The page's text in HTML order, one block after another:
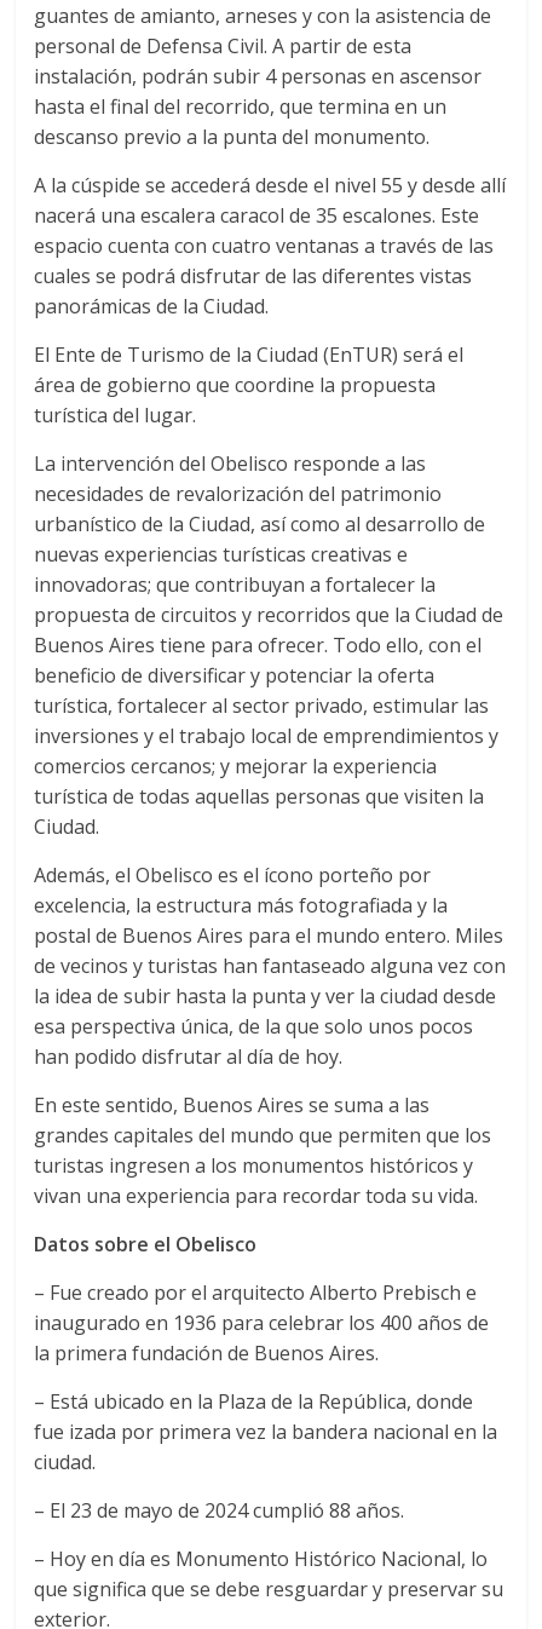
guantes de amianto, arneses y con la asistencia de
personal de Defensa Civil. A partir de esta
instalación, podrán subir 4 personas en ascensor
hasta el final del recorrido, que termina en un
descanso previo a la punta del monumento.
A la cúspide se accederá desde el nivel 55 y desde allí
nacerá una escalera caracol de 35 escalones. Este
espacio cuenta con cuatro ventanas a través de las
cuales se podrá disfrutar de las diferentes vistas
panorámicas de la Ciudad.
El Ente de Turismo de la Ciudad (EnTUR) será el
área de gobierno que coordine la propuesta
turística del lugar.
La intervención del Obelisco responde a las
necesidades de revalorización del patrimonio
urbanístico de la Ciudad, así como al desarrollo de
nuevas experiencias turísticas creativas e
innovadoras; que contribuyan a fortalecer la
propuesta de circuitos y recorridos que la Ciudad de
Buenos Aires tiene para ofrecer. Todo ello, con el
beneficio de diversificar y potenciar la oferta
turística, fortalecer al sector privado, estimular las
inversiones y el trabajo local de emprendimientos y
comercios cercanos; y mejorar la experiencia
turística de todas aquellas personas que visiten la
Ciudad.
Además, el Obelisco es el ícono porteño por
excelencia, la estructura más fotografiada y la
postal de Buenos Aires para el mundo entero. Miles
de vecinos y turistas han fantaseado alguna vez con
la idea de subir hasta la punta y ver la ciudad desde
esa perspectiva única, de la que solo unos pocos
han podido disfrutar al día de hoy.
En este sentido, Buenos Aires se suma a las
grandes capitales del mundo que permiten que los
turistas ingresen a los monumentos históricos y
vivan una experiencia para recordar toda su vida.
Datos sobre el Obelisco
– Fue creado por el arquitecto Alberto Prebisch e
inaugurado en 1936 para celebrar los 400 años de
la primera fundación de Buenos Aires.
– Está ubicado en la Plaza de la República, donde
fue izada por primera vez la bandera nacional en la
ciudad.
– El 23 de mayo de 2024 cumplió 88 años.
– Hoy en día es Monumento Histórico Nacional, lo
que significa que se debe resguardar y preservar su
exterior.